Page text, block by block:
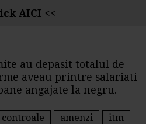
AICI <<
au depasit totalul de
aveau printre salariati
angajate la negru.
controale amenzi
itm